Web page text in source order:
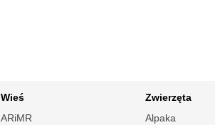
Wieś
ARiMR
Zwierzęta
Alpaka